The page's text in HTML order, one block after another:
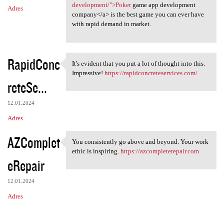
Adres
development/">Pokergame app development
company</a> is the best game you can ever have
with rapid demand in market.
RapidConc
reteSe...
12.01.2024
Adres
It's evident that you put a
It's evident that you put a lot of thought into this.
Impressive! https://rapidconcreteservices.com/
AZComplet
eRepair
12.01.2024
Adres
You consistently go above and
You consistently go above and beyond. Your work
ethic is inspiring. https://azcompleterepair.com